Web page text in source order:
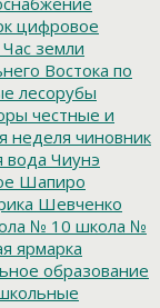
цифровое
Час земли
Востока по
лесорубы
честные и
неделя чиновник
вода Чиунэ
Шапиро
Шевченко
№ 10 школа №
ярмарка
образование